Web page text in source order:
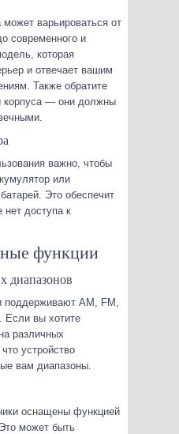
варьироваться от
современного и
которая
и отвечает вашим
Также обратите
корпуса — они должны
важно, чтобы
или
Это обеспечит
нет доступа к
функции
диапазонов
поддерживают AM, FM,
Если вы хотите
различных
устройство
вам диапазоны.
оснащены функцией
может быть